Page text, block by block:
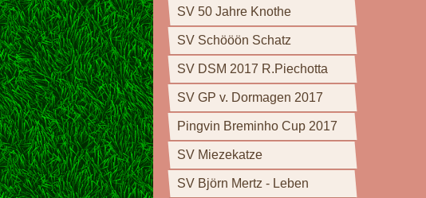
SV 50 Jahre Knothe
SV Schööön Schatz
SV DSM 2017 R.Piechotta
SV GP v. Dormagen 2017
Pingvin Breminho Cup 2017
SV Miezekatze
SV Björn Mertz - Leben